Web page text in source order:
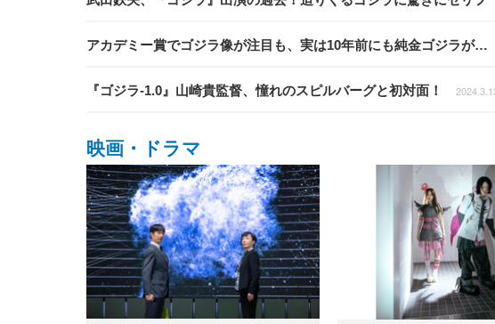
アカデミー賞でゴジラ像が注目も、実は10年前にも純金ゴジラが…
『ゴジラ-1.0』山崎貴監督、憧れのスピルバーグと初対面！
映画・ドラマ